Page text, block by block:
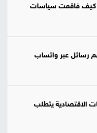
كيف فاقمت سياسات
رسائل عبر واتساب
الاقتصادية يتطلب